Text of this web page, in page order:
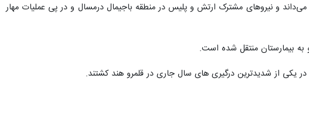
و نیروهای مشترک ارتش و پلیس در منطقه باجیمال درمسال و در پی عملیات مهار
به بیمارستان منتقل شده است.